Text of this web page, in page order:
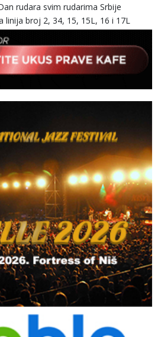
rudara svim rudarima Srbije
linija broj 2, 34, 15, 15L, 16 i 17L